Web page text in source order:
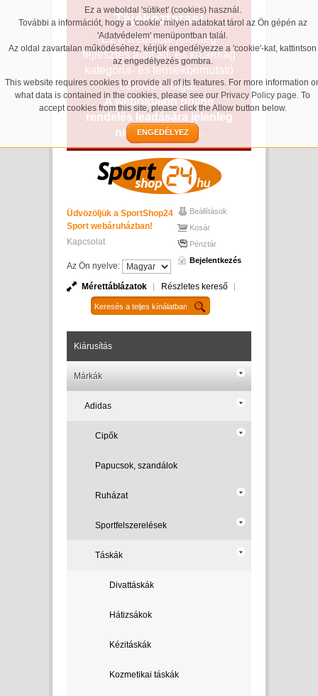
Ez a weboldal 'sütiket' (cookies) használ.
További a információt, hogy a 'cookie' milyen adatokat tárol az Ön gépén az
'Adatvédelem' menüpontban talál.
Az oldal zavartalan működéséhez, kérjük engedélyezze a 'cookie'-kat, kattintson
az engedélyezés gombra.
This website requires cookies to provide all of its features. For more information
what data is contained in the cookies, please see our Privacy Policy page. To
accept cookies from this site, please click the Allow button below.
ENGEDÉLYEZ
Tájékoztatás!
Ez a weboldal jelenleg
fejlesztés alatt áll, és kizárólag
kategória- és termékbemutató
célokat szolgál.
A weboldalon online
rendelés leadására jelenleg
nincs lehetőség.
Üdvözöljük a SportShop24
Sport webáruházban!
Kapcsolat
Az Ön nyelve:
Beállítások
Kosár
Pénztár
Bejelentkezés
Mérettáblázatok Részletes kereső
Kiárusítás
Márkák
Adidas
Cipők
Papucsok, szandálok
Ruházat
Sportfelszerelések
Táskák
Divattáskák
Hátizsákok
Kézitáskák
Kozmetikai táskák